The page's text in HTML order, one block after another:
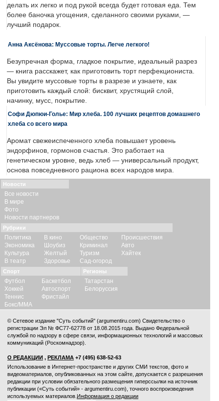
делать их легко и под рукой всегда будет готовая еда. Тем
более баночка угощения, сделанного своими руками, —
лучший подарок.
Анна Аксёнова: Муссовые торты. Легче легкого!
Безупречная форма, гладкое покрытие, идеальный разрез
— книга расскажет, как приготовить торт перфекциониста.
Вы увидите муссовые торты в разрезе и узнаете, как
приготовить каждый слой: бисквит, хрустящий слой,
начинку, мусс, покрытие.
Софи Дюпюи-Голье: Мир хлеба. 100 лучших рецептов домашнего
хлеба со всего мира
Аромат свежеиспеченного хлеба повышает уровень
эндорфинов, гормонов счастья. Это работает на
генетическом уровне, ведь хлеб — универсальный продукт,
основа повседневного рациона всех народов мира.
Новости
Все новости
В мире
Фото
Новости партнеров
Рубрики
Политика
Экономика
Культура
В театр
В кино
Шоубиз
Желтый
Здоровье
Общество
Криминал
Туризм
Сад-огород
Происшествия
Авто
Хайтек
Спорт
Футбол
Хоккей
Теннис
Бокс/ММА
Баскетбол
Автоспорт
Фристайл
Регионы
Татарстан
Белоруссия
© Сетевое издание "Суть событий" (argumentiru.com) Свидетельство о
регистрации Эл № ФС77-62778 от 18.08.2015 года. Выдано Федеральной
службой по надзору в сфере связи, информационных технологий и массовых
коммуникаций (Роскомнадзор).
О РЕДАКЦИИ , РЕКЛАМА +7 (495) 638-52-63
Использование в Интернет-пространстве и других СМИ текстов, фото и
видеоматериалов, опубликованных на этом сайте, допускается с разрешения
редакции при условии обязательного размещения гиперссылки на источник
публикации («Суть событий» - argumentiru.com), точного воспроизведения
используемых материалов. Информация о редакции